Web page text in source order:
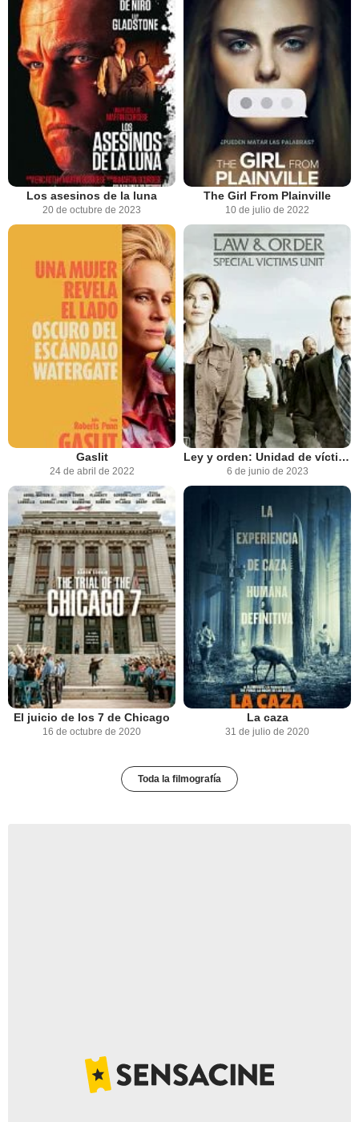
Los asesinos de la luna
20 de octubre de 2023
The Girl From Plainville
10 de julio de 2022
Gaslit
24 de abril de 2022
Ley y orden: Unidad de víctimas especiales
6 de junio de 2023
El juicio de los 7 de Chicago
16 de octubre de 2020
La caza
31 de julio de 2020
Toda la filmografía